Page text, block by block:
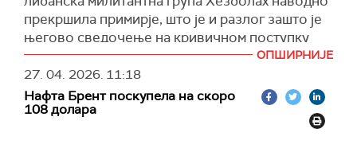
одбацио директне преговоре са Израелом.
"Оно што радимо није издаја, издаја је када се
земља уводи у рат ради страних интереса",
рекао је Аун, оптужујући Хезболах да делује
као посредник Ирана.
(Танјуг)
Мерц је позвао на хитно окончање сукоба
Ирана са САД због, како је навео, његовог
директног утицаја на немачку економију.
(Танјуг, Reuters)
прекршила примирје, што је и разлог зашто је
његово сведочење на кривичном поступку
пред судом отказано.
Тајмс ов Израелпреноси да су у току
консултације Нетанјахуа са припадницима
снага безбедности о поновљеним нападима
ОПШИРНИЈЕ
27. 04. 2026. 11:18
Нафта Брент поскупела на скоро
108 долара